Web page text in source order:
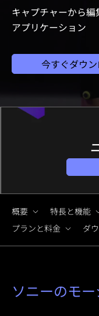
キャプチャーから
アプリケーション
今すぐダウ
概要 特長と機能
プランと料金
ダ
ソニーのモ